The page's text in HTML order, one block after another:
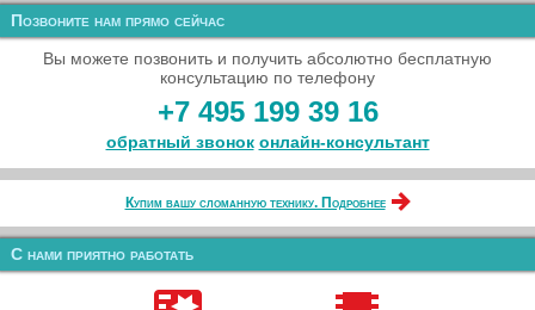
Позвоните нам прямо сейчас
Вы можете позвонить и получить абсолютно бесплатную
консультацию по телефону
+7 495 199 39 16
обратный звонок онлайн‑консультант
Купим вашу сломанную технику. Подробнее
С нами приятно работать